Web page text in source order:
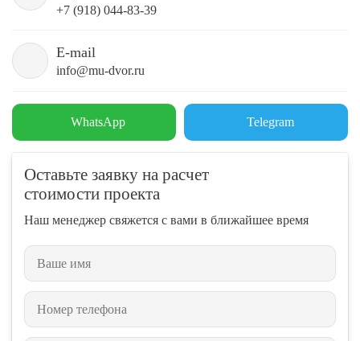
+7 (918) 044-83-39
E-mail
info@mu-dvor.ru
WhatsApp Telegram
Оставьте заявку на расчет
стоимости проекта
Наш менеджер свяжется с вами в ближайшее время